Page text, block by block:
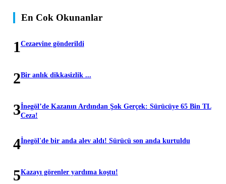
En Cok Okunanlar
1Cezaevine gönderildi
2Bir anlık dikkasizlik ...
3​İnegöl’de Kazanın Ardından Şok Gerçek: Sürücüye 65 Bin TL
Ceza!
4İnegöl'de bir anda alev aldı! Sürücü son anda kurtuldu
5Kazayı görenler yardıma koştu!